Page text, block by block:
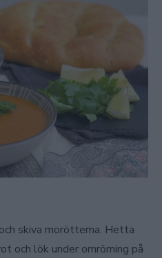
skiva morötterna. Hetta
och lök under omrörning på